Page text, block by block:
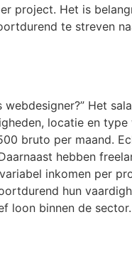
project. Het is
te streven
Het
locatie en type
bruto per maand.
hebben
inkomen per
hun
loon binnen de sector.